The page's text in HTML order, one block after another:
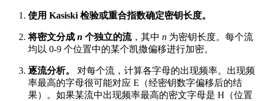
使用 Kasiski 检验或重合指数确定密钥长度。
将密文分成 n 个独立的流，其中 n 为密钥长度。每个流
均以 0-9 个位置中的某个凯撒偏移进行加密。
逐流分析。
对每个流，计算各字母的出现频率。出现频
率最高的字母很可能对应 E（经密钥数字偏移后的结
果）。如果某流中出现频率最高的密文字母是 H（位置